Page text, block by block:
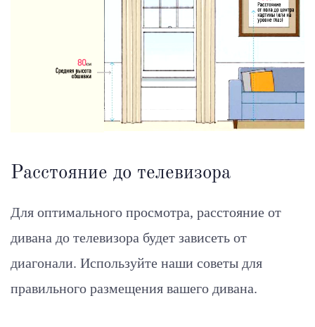
Расстояние до телевизора
Для оптимального просмотра, расстояние от
дивана до телевизора будет зависеть от
диагонали. Используйте наши советы для
правильного размещения вашего дивана.